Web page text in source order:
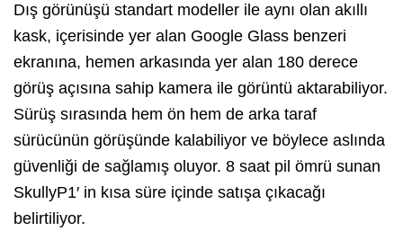
Dış görünüşü standart modeller ile aynı olan akıllı
kask, içerisinde yer alan Google Glass benzeri
ekranına, hemen arkasında yer alan 180 derece
görüş açısına sahip kamera ile görüntü aktarabiliyor.
Sürüş sırasında hem ön hem de arka taraf
sürücünün görüşünde kalabiliyor ve böylece aslında
güvenliği de sağlamış oluyor. 8 saat pil ömrü sunan
SkullyP1′ in kısa süre içinde satışa çıkacağı
belirtiliyor.